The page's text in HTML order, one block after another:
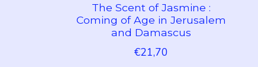
The Scent of Jasmine :
Coming of Age in Jerusalem
and Damascus
€21,70